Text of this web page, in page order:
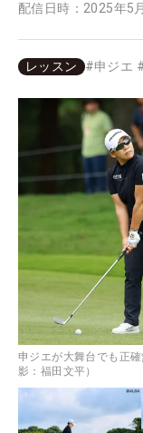
配信日時： 2025年5
レッスン #申ジエ
申ジエが大舞台でも正
影：福田文平）